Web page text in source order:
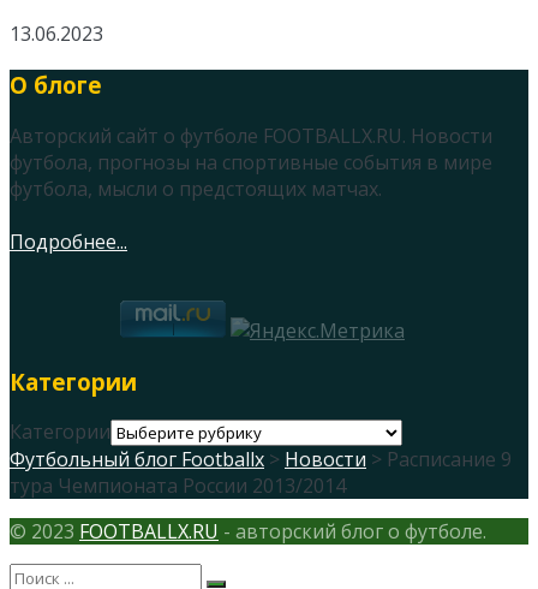
13.06.2023
О блоге
Авторский сайт о футболе FOOTBALLX.RU. Новости
футбола, прогнозы на спортивные события в мире
футбола, мысли о предстоящих матчах.
Подробнее...
Категории
Категории
Футбольный блог Footballx > Новости > Расписание 9
тура Чемпионата России 2013/2014
© 2023 FOOTBALLX.RU - авторский блог о футболе.